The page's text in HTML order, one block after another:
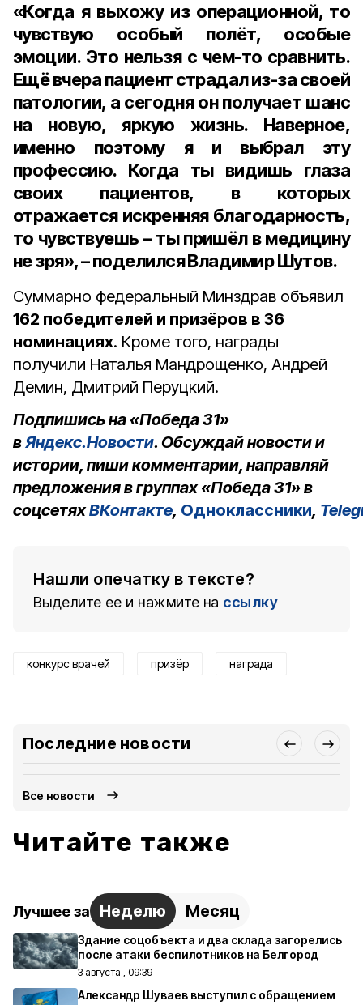
«Когда я выхожу из операционной, то
чувствую особый полёт, особые
эмоции. Это нельзя с чем-то сравнить.
Ещё вчера пациент страдал из-за своей
патологии, а сегодня он получает шанс
на новую, яркую жизнь. Наверное,
именно поэтому я и выбрал эту
профессию. Когда ты видишь глаза
своих пациентов, в которых
отражается искренняя благодарность,
то чувствуешь – ты пришёл в медицину
не зря», – поделился Владимир Шутов.
Суммарно федеральный Минздрав объявил
162 победителей и призёров в 36
номинациях. Кроме того, награды
получили Наталья Мандрощенко, Андрей
Демин, Дмитрий Перуцкий.
Подпишись на «Победа 31»
вЯндекс.Новости. Обсуждай новости и
истории, пиши комментарии, направляй
предложения в группах «Победа 31» в
соцсетяхВКонтакте, Одноклассники,
Нашли опечатку в тексте?
Выделите ее и нажмите на ссылку
конкурс врачей призёр награда
Последние новости
Все новости
Читайте также
Лучшее за Неделю Месяц
Здание соцобъекта и два склада загорелись
после атаки беспилотников на Белгород
3 августа , 09:39
Александр Шуваев выступил с обращением